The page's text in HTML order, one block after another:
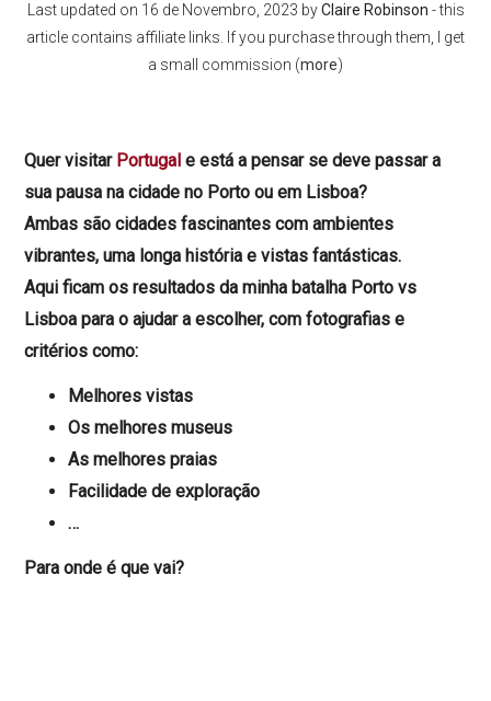
Last updated on 16 de Novembro, 2023 byClaire Robinson - this
article contains affiliate links. If you purchase through them, I get
a small commission (more)
Quer visitar Portugal e está a pensar se deve passar a
sua pausa na cidade no Porto ou em Lisboa?
Ambas são cidades fascinantes com ambientes
vibrantes, uma longa história e vistas fantásticas.
Aqui ficam os resultados da minha batalha Porto vs
Lisboa para o ajudar a escolher, com fotografias e
critérios como:
Melhores vistas
Os melhores museus
As melhores praias
Facilidade de exploração
…
Para onde é que vai?